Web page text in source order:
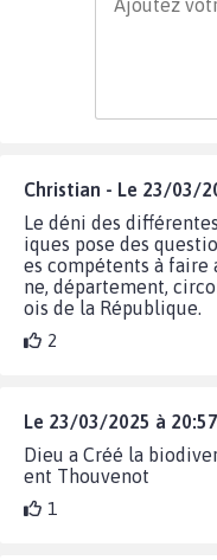
Christian - Le 23/03/
Le déni des
iques pose des
es compétents à faire
ne, département,
ois de la République.
2
Le 23/03/2025 à
Dieu a Créé la
ent Thouvenot
1